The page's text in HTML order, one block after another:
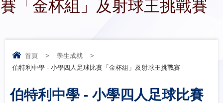
賽「金杯組」及射球王挑戰賽
首頁 > 學生成就
>
伯特利中學 - 小學四人足球比賽「金杯組」及射球王挑戰賽
伯特利中學 - 小學四人足球比賽